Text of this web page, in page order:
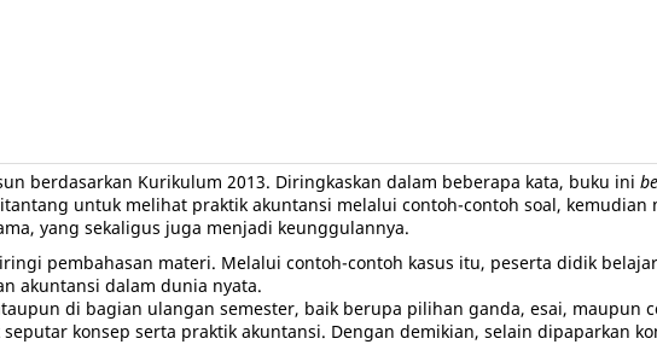
berdasarkan Kurikulum 2013. Diringkaskan dalam beberapa kata, buku ini
untuk melihat praktik akuntansi melalui contoh-contoh soal,
yang sekaligus juga menjadi keunggulannya.
pembahasan materi. Melalui contoh-contoh kasus itu, peserta didik
akuntansi dalam dunia nyata.
di bagian ulangan semester, baik berupa pilihan ganda, esai, maupun
konsep serta praktik akuntansi. Dengan demikian, selain dipaparkan